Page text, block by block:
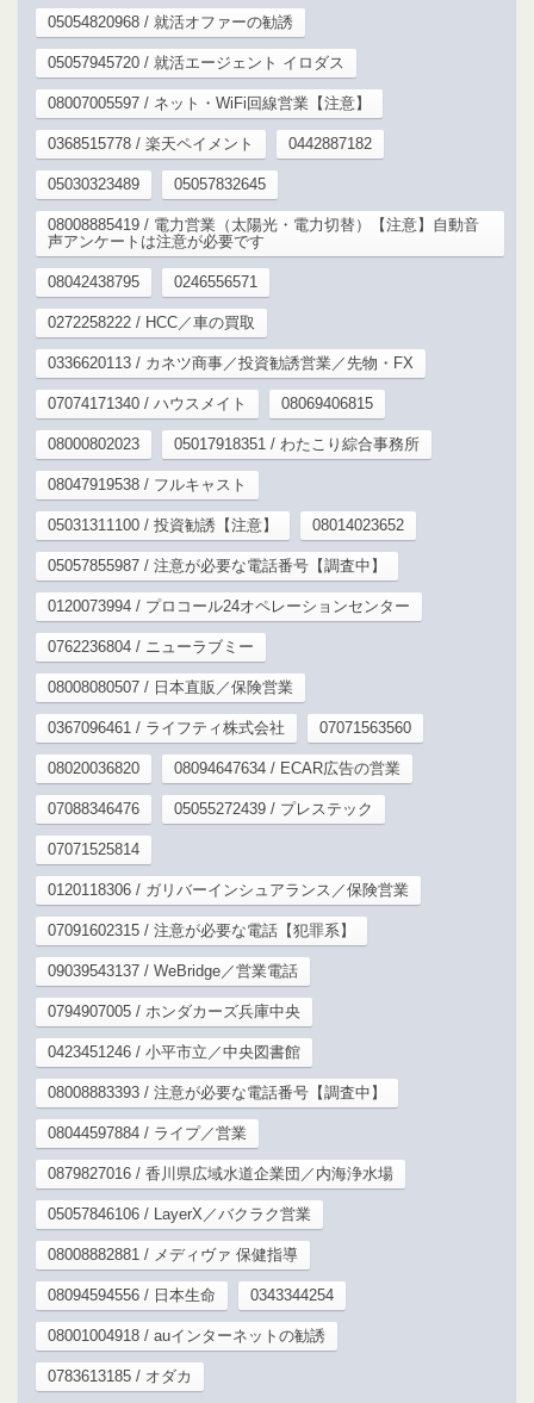
05054820968 / 就活オファーの勧誘
05057945720 / 就活エージェント イロダス
08007005597 / ネット・WiFi回線営業【注意】
0368515778 / 楽天ペイメント 0442887182
05030323489 05057832645
08008885419 / 電力営業（太陽光・電力切替）【注意】自動音
声アンケートは注意が必要です
08042438795 0246556571
0272258222 / HCC／車の買取
0336620113 / カネツ商事／投資勧誘営業／先物・FX
07074171340 / ハウスメイト 08069406815
08000802023 05017918351 / わたこり綜合事務所
08047919538 / フルキャスト
05031311100 / 投資勧誘【注意】 08014023652
05057855987 / 注意が必要な電話番号【調査中】
0120073994 / プロコール24オペレーションセンター
0762236804 / ニューラブミー
08008080507 / 日本直販／保険営業
0367096461 / ライフティ株式会社 07071563560
08020036820 08094647634 / ECAR広告の営業
07088346476 05055272439 / プレステック
07071525814
0120118306 / ガリバーインシュアランス／保険営業
07091602315 / 注意が必要な電話【犯罪系】
09039543137 / WeBridge／営業電話
0794907005 / ホンダカーズ兵庫中央
0423451246 / 小平市立／中央図書館
08008883393 / 注意が必要な電話番号【調査中】
08044597884 / ライプ／営業
0879827016 / 香川県広域水道企業団／内海浄水場
05057846106 / LayerX／バクラク営業
08008882881 / メディヴァ 保健指導
08094594556 / 日本生命 0343344254
08001004918 / auインターネットの勧誘
0783613185 / オダカ